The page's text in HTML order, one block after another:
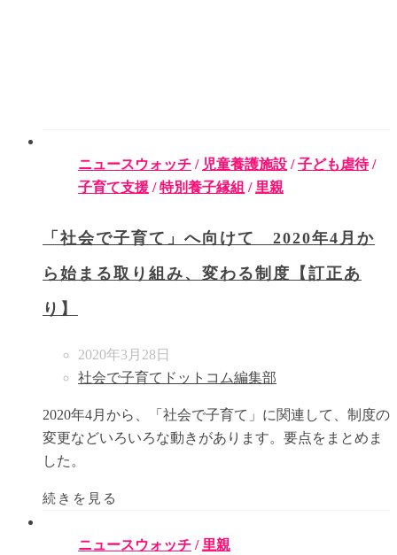
ニュースウォッチ / 児童養護施設 /子ども虐待/
子育て支援 /特別養子縁組 / 里親
「社会で子育て」へ向けて 2020年4月か
ら始まる取り組み、変わる制度【訂正あ
り】
2020年3月28日
社会で子育てドットコム編集部
2020年4月から、「社会で子育て」に関連して、制度の
変更などいろいろな動きがあります。要点をまとめま
した。
続きを見る
ニュースウォッチ / 里親